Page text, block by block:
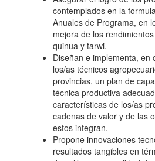
contemplados en la
Anuales de Programa, en
mejora de los
quinua y tarwi.
Diseñan e implementa, en
los/as técnicos
provincias, un plan de
técnica productiva
características de los/as
cadenas de valor y de las
estos integran.
Propone innovaciones
resultados tangibles en